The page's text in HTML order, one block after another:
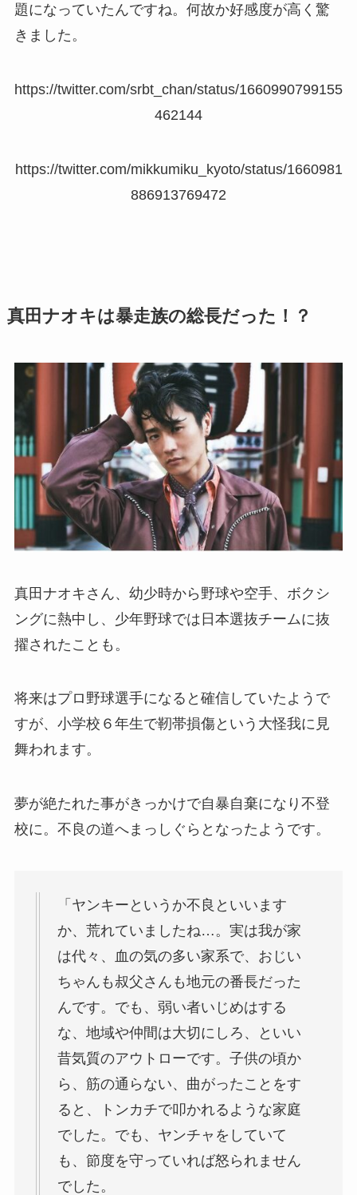
題になっていたんですね。何故か好感度が高く驚
きました。
https://twitter.com/srbt_chan/status/1660990799155
462144
https://twitter.com/mikkumiku_kyoto/status/1660981
886913769472
真田ナオキは暴走族の総長だった！？
真田ナオキさん、幼少時から野球や空手、ボクシ
ングに熱中し、少年野球では日本選抜チームに抜
擢されたことも。
将来はプロ野球選手になると確信していたようで
すが、小学校６年生で靭帯損傷という大怪我に見
舞われます。
夢が絶たれた事がきっかけで自暴自棄になり不登
校に。不良の道へまっしぐらとなったようです。
「ヤンキーというか不良といいます
か、荒れていましたね…。実は我が家
は代々、血の気の多い家系で、おじい
ちゃんも叔父さんも地元の番長だった
んです。でも、弱い者いじめはする
な、地域や仲間は大切にしろ、といい
昔気質のアウトローです。子供の頃か
ら、筋の通らない、曲がったことをす
ると、トンカチで叩かれるような家庭
でした。でも、ヤンチャをしていて
も、節度を守っていれば怒られません
でした。